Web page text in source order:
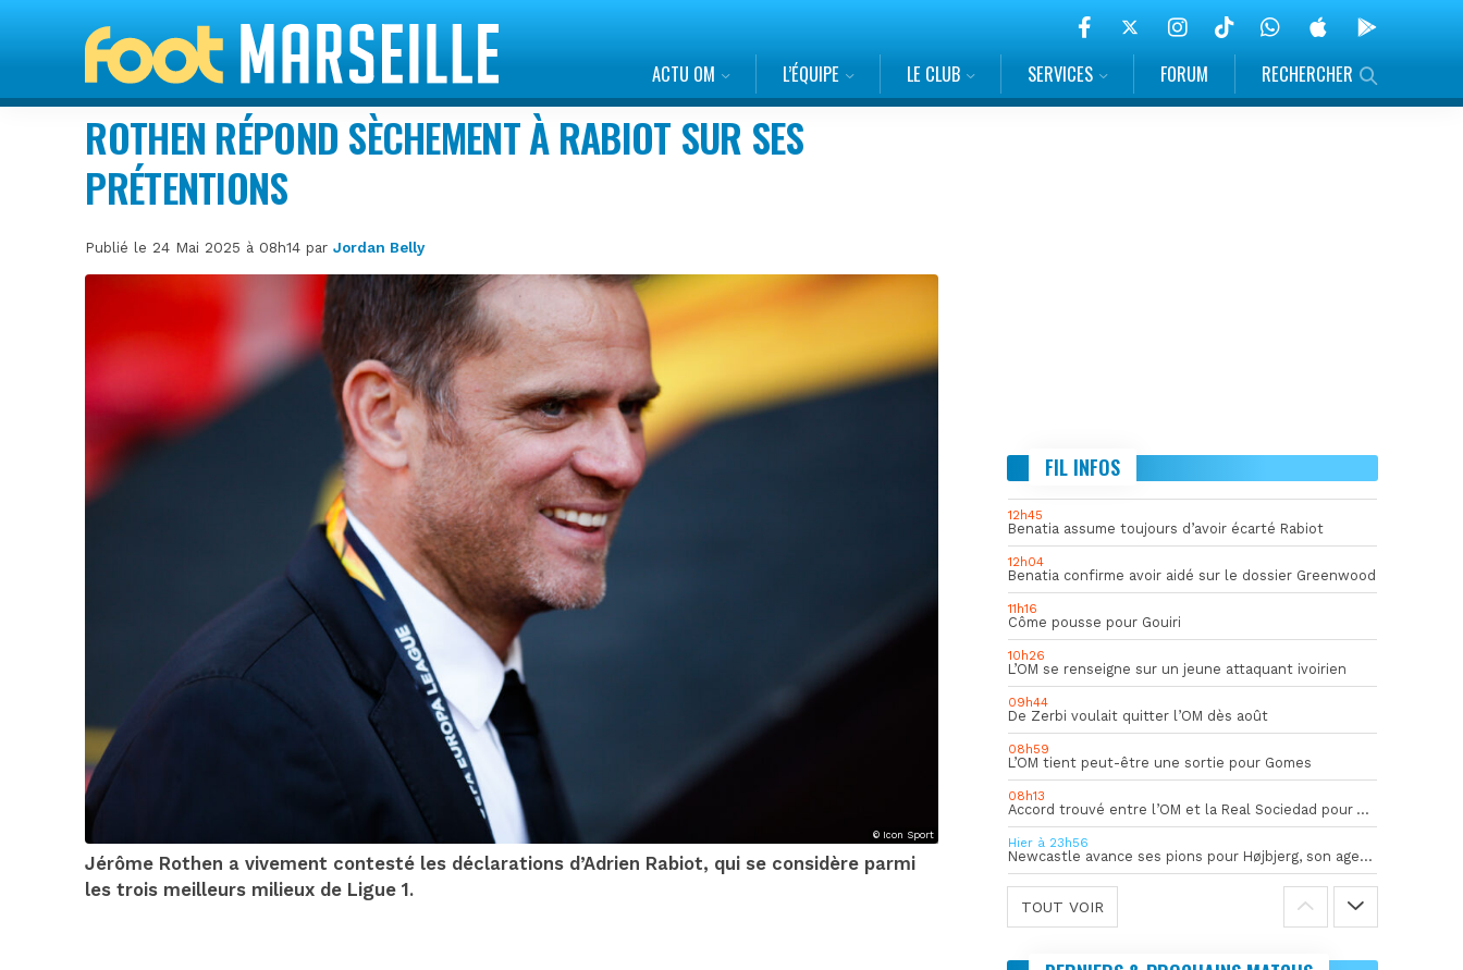
ACTU OM L’ÉQUIPE LE CLUB SERVICES FORUM RECHERCHER
ROTHEN RÉPOND SÈCHEMENT À RABIOT SUR SES
PRÉTENTIONS
Publié le 24 Mai 2025 à 08h14 parJordan Belly
© Icon Sport
Jérôme Rothen a vivement contesté les déclarations d’Adrien Rabiot, qui se considère parmi
les trois meilleurs milieux de Ligue 1.
FIL INFOS
12h45
Benatia assume toujours d’avoir écarté Rabiot
12h04
Benatia confirme avoir aidé sur le dossier Greenwood
11h16
Côme pousse pour Gouiri
10h26
L’OM se renseigne sur un jeune attaquant ivoirien
09h44
De Zerbi voulait quitter l’OM dès août
08h59
L’OM tient peut-être une sortie pour Gomes
08h13
Accord trouvé entre l’OM et la Real Sociedad pour Aguerd
Hier à 23h56
Newcastle avance ses pions pour Højbjerg, son agent sort du silence
TOUT VOIR